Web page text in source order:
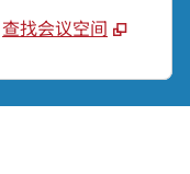
查找会议空间